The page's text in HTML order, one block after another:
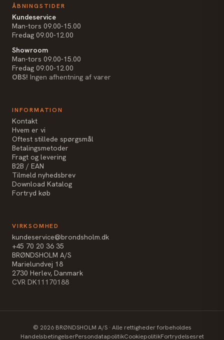
ÅBNINGSTIDER
Kundeservice
Man-tors 09.00-15.00
Fredag 09.00-12.00
Showroom
Man-tors 09.00-15.00
Fredag 09.00-12.00
OBS! Ingen afhentning af varer
INFORMATION
Kontakt
Hvem er vi
Oftest stillede spørgsmål
Betalingsmetoder
Fragt og levering
B2B / EAN
Tilmeld nyhedsbrev
Download Katalog
Fortryd køb
VIRKSOMHED
kundeservice@brondsholm.dk
+45 70 20 36 35
BRØNDSHOLM A/S
Marielundvej 18
2730 Herlev, Danmark
CVR DK11170188
© 2026BRØNDSHOLM A/S · Alle rettigheder forbeholdes
HandelsbetingelserPersondatapolitikCookiepolitikFortrydelsesret